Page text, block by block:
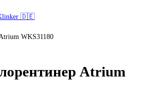
Klinker 🇩🇪
WKS31180
Atrium